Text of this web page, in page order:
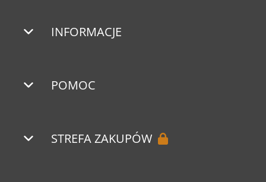
INFORMACJE
POMOC
STREFA ZAKUPÓW